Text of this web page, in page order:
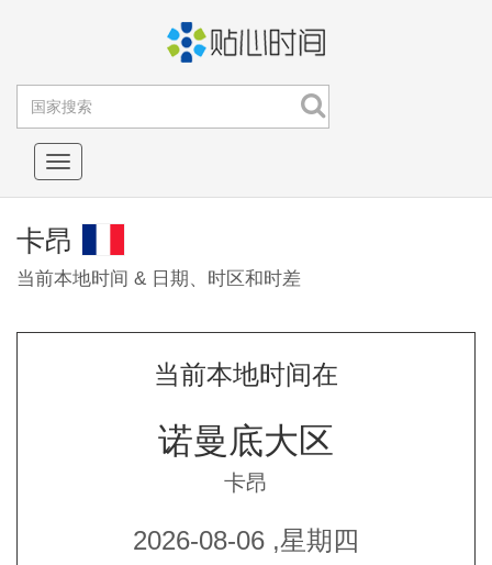
Toggle
卡昂
当前本地时间 & 日期、时区和时差
当前本地时间在
诺曼底大区
卡昂
2026-08-06 ,星期四